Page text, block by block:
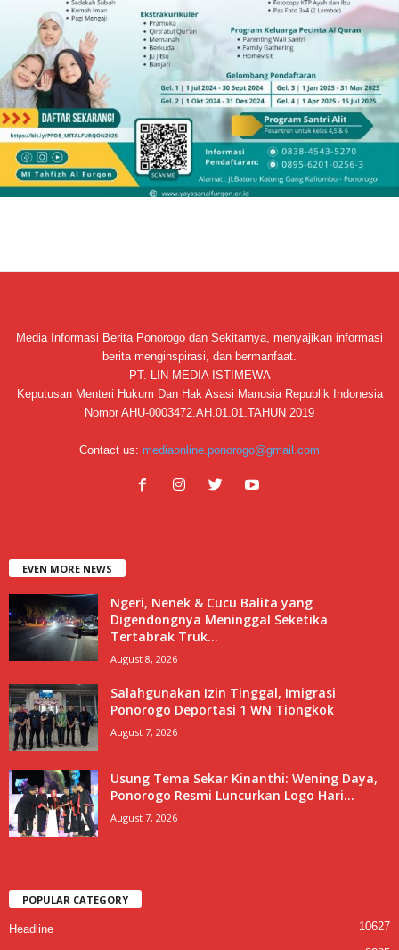
Media Informasi Berita Ponorogo dan Sekitarnya, menyajikan informasi
berita menginspirasi, dan bermanfaat.
PT. LIN MEDIA ISTIMEWA
Keputusan Menteri Hukum Dan Hak Asasi Manusia Republik Indonesia
Nomor AHU-0003472.AH.01.01.TAHUN 2019
Contact us: mediaonline.ponorogo@gmail.com
EVEN MORE NEWS
Ngeri, Nenek & Cucu Balita yang
Digendongnya Meninggal Seketika
Tertabrak Truk...
August 8, 2026
Salahgunakan Izin Tinggal, Imigrasi
Ponorogo Deportasi 1 WN Tiongkok
August 7, 2026
Usung Tema Sekar Kinanthi: Wening Daya,
Ponorogo Resmi Luncurkan Logo Hari...
August 7, 2026
POPULAR CATEGORY
Headline 10627